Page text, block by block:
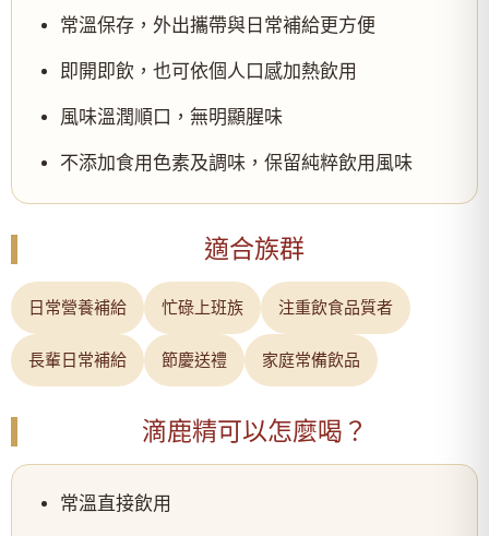
常溫保存，外出攜帶與日常補給更方便
即開即飲，也可依個人口感加熱飲用
風味溫潤順口，無明顯腥味
不添加食用色素及調味，保留純粹飲用風味
適合族群
日常營養補給 忙碌上班族 注重飲食品質者
長輩日常補給 節慶送禮 家庭常備飲品
滴鹿精可以怎麼喝？
常溫直接飲用